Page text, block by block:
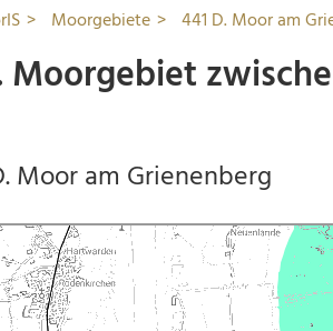
Moorgebiete 441 D. Moor am
Moorgebiet
Moor am Grienenberg